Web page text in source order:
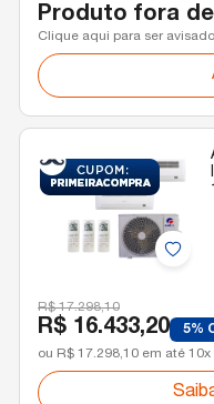
Produto fora
Clique aqui para ser
R$ 17.298,10
R$ 16.433,20 5%
ou R$ 17.298,10 em até 10x